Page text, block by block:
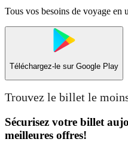
Tous vos besoins de voyage en
Téléchargez-le sur Google Play
Trouvez le billet le
Sécurisez votre billet
meilleures offres!